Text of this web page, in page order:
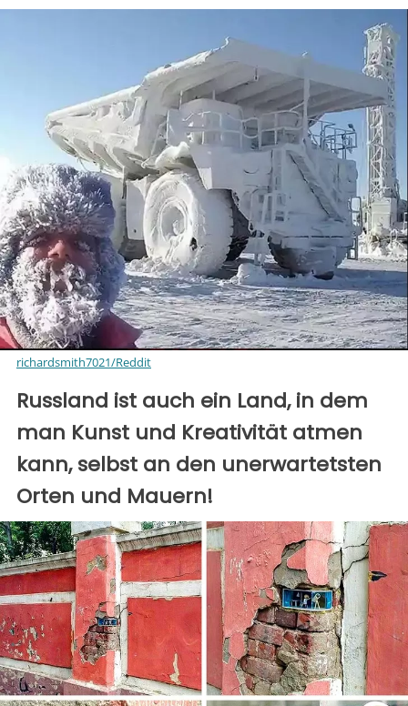
richardsmith7021/Reddit
Russland ist auch ein Land, in dem
man Kunst und Kreativität atmen
kann, selbst an den unerwartetsten
Orten und Mauern!